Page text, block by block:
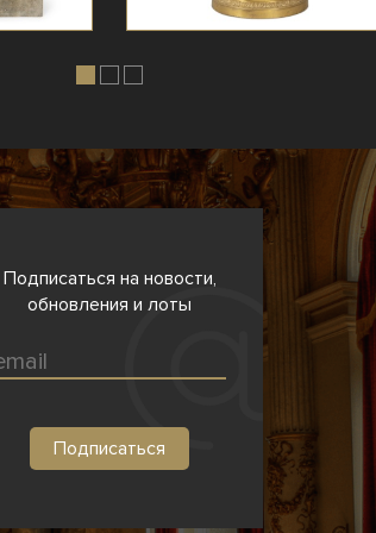
Подписаться на новости,
обновления и лоты